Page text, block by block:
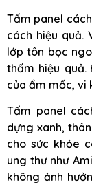
Tấm panel
cách hiệu quả.
lớp tôn bọc
thấm hiệu
của ẩm mốc, vi
Tấm panel
dựng xanh,
cho sức khỏe
ung thư như
không ảnh